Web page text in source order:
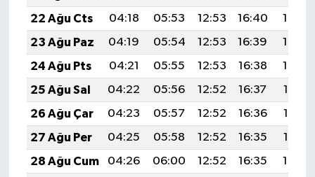
22 Ağu Cts
04:18 05:53 12:53 16:40
19:43
23 Ağu Paz
04:19 05:54 12:53 16:39
19:42
24 Ağu Pts
04:21 05:55 12:53 16:38
19:40
25 Ağu Sal
04:22 05:56 12:52 16:37
19:38
26 Ağu Çar
04:23 05:57 12:52 16:36
19:37
27 Ağu Per
04:25 05:58 12:52 16:35
19:35
28 Ağu Cum
04:26 06:00 12:52 16:35
19:34